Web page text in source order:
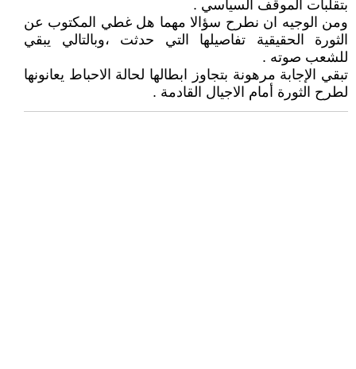
بتقلبات الموقف السياسي .
ومن الوجيه ان نطرح سؤالا مهما هل غطي المكتوب عن
الثورة الحقيقية تفاصيلها التي حدثت ،وبالتالي يبقي
للشعب صوته .
تبقي الإجابة مرهونة بتجاوز ابطالها لحالة الاحباط يعانونها
لطرح الثورة أمام الاجيال القادمة .